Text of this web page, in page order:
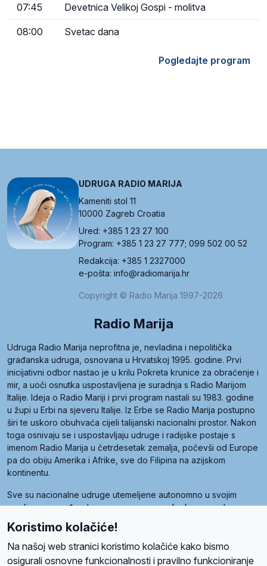
07:45 Devetnica Velikoj Gospi - molitva
08:00 Svetac dana
Pogledajte program
UDRUGA RADIO MARIJA
Kameniti stol 11
10000 Zagreb Croatia
Ured: +385 1 23 27 100
Program: +385 1 23 27 777; 099 502 00 52
Redakcija: +385 1 2327000
e-pošta: info@radiomarija.hr
Copyright © Radio Marija 1997-2026
Radio Marija
Udruga Radio Marija neprofitna je, nevladina i nepolitička
građanska udruga, osnovana u Hrvatskoj 1995. godine. Prvi
inicijativni odbor nastao je u krilu Pokreta krunice za obraćenje i
mir, a uoči osnutka uspostavljena je suradnja s Radio Marijom
Italije. Ideja o Radio Mariji i prvi program nastali su 1983. godine
u župi u Erbi na sjeveru Italije. Iz Erbe se Radio Marija postupno
širi te uskoro obuhvaća cijeli talijanski nacionalni prostor. Nakon
toga osnivaju se i uspostavljaju udruge i radijske postaje s
imenom Radio Marija u četrdesetak zemalja, počevši od Europe
pa do obiju Amerika i Afrike, sve do Filipina na azijskom
kontinentu.
Sve su nacionalne udruge utemeljene autonomno u svojim
zemljama, a međusobna su povezane preko krovne udruge
pod nazivom Svjetska obitelj Radio Marije (World Family of
Radio Maria). Svjetsku obitelj utemeljilo je sedam članica, među
kojima je i hrvatska Udruga Radio Marija.
Koristimo kolačiće!
Na našoj web stranici koristimo kolačiće kako bismo
osigurali osnovne funkcionalnosti i pravilno funkcioniranje